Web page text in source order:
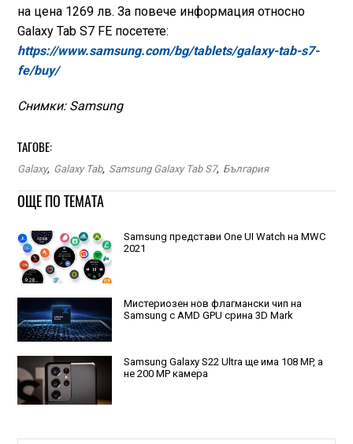
на цена 1269 лв. За повече информация относно
Galaxy Tab S7 FE посетете:
https://www.samsung.com/bg/tablets/galaxy-tab-s7-
fe/buy/
Снимки: Samsung
ТАГОВЕ:
Galaxy, Galaxy Tab, Samsung Galaxy Tab S7, България
ОЩЕ ПО ТЕМАТА
Samsung представи One UI Watch на MWC
2021
Мистериозен нов флагмански чип на
Samsung с AMD GPU срина 3D Mark
Samsung Galaxy S22 Ultra ще има 108 MP, а
не 200 МР камера